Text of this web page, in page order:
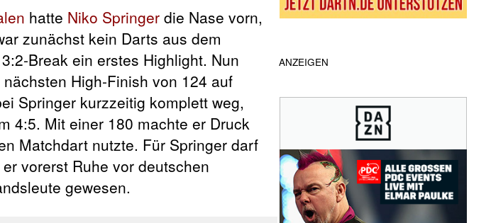
hatte Niko Springer die Nase vorn,
zunächst kein Darts aus dem
Break ein erstes Highlight. Nun
High-Finish von 124 auf
Springer kurzzeitig komplett weg,
4:5. Mit einer 180 machte er Druck
Matchdart nutzte. Für Springer darf
vorerst Ruhe vor deutschen
gewesen.
ANZEIGEN